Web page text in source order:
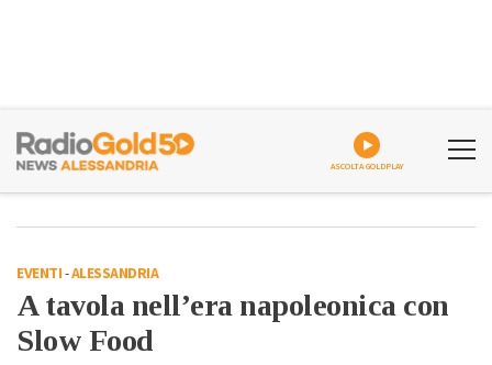
ASCOLTA GOLDPLAY
EVENTI-ALESSANDRIA
A tavola nell’era napoleonica con
Slow Food